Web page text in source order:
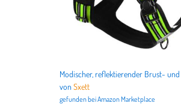
vonSxett
gefunden beiAmazon Marketplace